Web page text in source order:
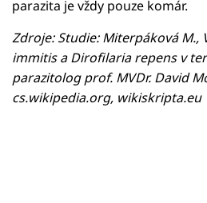
parazita je vždy pouze komár.
Zdroje: Studie: Miterpáková M.,
immitis a Dirofilaria repens v
parazitolog prof. MVDr. David
cs.wikipedia.org, wikiskripta.eu